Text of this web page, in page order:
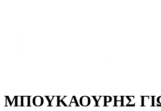
ΜΠΟΥΚΑΟΥΡΗΣ